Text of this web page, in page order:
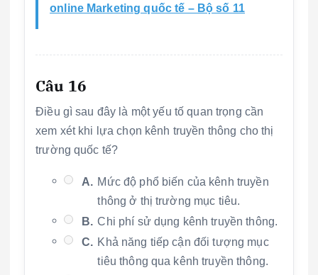
online Marketing quốc tế – Bộ số 11
Câu 16
Điều gì sau đây là một yếu tố quan trọng cần
xem xét khi lựa chọn kênh truyền thông cho thị
trường quốc tế?
A. Mức độ phổ biến của kênh truyền
thông ở thị trường mục tiêu.
B. Chi phí sử dụng kênh truyền thông.
C. Khả năng tiếp cận đối tượng mục
tiêu thông qua kênh truyền thông.